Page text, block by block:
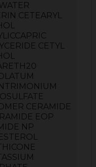
CETEARYL
CETYL
CERAMIDE
EOP
NP